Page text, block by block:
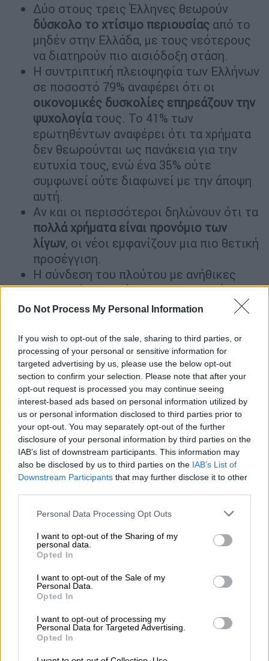
Do Not Process My Personal Information
If you wish to opt-out of the sale, sharing to third parties, or
processing of your personal or sensitive information for
targeted advertising by us, please use the below opt-out
section to confirm your selection. Please note that after your
opt-out request is processed you may continue seeing
interest-based ads based on personal information utilized by
us or personal information disclosed to third parties prior to
your opt-out. You may separately opt-out of the further
disclosure of your personal information by third parties on the
IAB’s list of downstream participants. This information may
also be disclosed by us to third parties on the IAB’s List of
Downstream Participants that may further disclose it to other
Please note that this website/app uses one or more Google
not limited to your visit or usage behaviour. You may click to
grant or deny consent to Google and its third-party tags to
use your data for below specified purposes in below Google
consent section.
Personal Data Processing Opt Outs
I want to opt-out of the Sharing of my
personal data.
Opted In
I want to opt-out of the Sale of my
Personal Data.
Opted In
I want to opt-out of processing my
Personal Data for Targeted Advertising.
Opted In
Δύο στους τρεις Έλληνες θεωρούν
δύσκολο το χτίσιμο περιουσίας από το
μηδέν στην Ελλάδα, με τους νεότερους
να διατηρούν πιο αισιόδοξη στάση.
Η συντριπτική πλειοψηφία των Ελλήνων
σε ποσοστό 79% αναφέρει ότι οι
οικονομικές δυσκολίες επηρεάζουν την
ψυχολογίατους. Το 41% των
ερωτηθέντων αναφέρει ότι τα χρήματα
δεν θεωρούνται ως πανάκεια για την
ευτυχία τους, ενώ ένα 35% ούτε
συμφωνεί ούτε διαφωνεί με την άποψη
αυτή.
Αν και οι περισσότεροι δηλώνουν ότι τα
πολλά χρήματα είναι προνόμιο των
λίγων, οι νέοι εμφανίζουν μια πιο θετική
προσέγγιση.
Η σύνδεση του πλούτου με ανήθικες
πρακτικές ενισχύεται με την ηλικία,
παρόλα αυτά η αντίληψη του «πλούσιου
«ζωντανή» στην Ελλάδα. Είναι σπάνιο να
κάνει κανείς πολλά χρήματα με τελείως
έντιμους/νόμιμους τρόπουςεκτιμά το
67% των ερωτηθέντων.
Μία νέα πραγματικότητα καθώς «ο
μισθός δεν φτάνει»
Στην εκτενή έρευνα υπάρχουν πολλά ακόμη
στοιχεία για την απασχόληση των Ελλήνων,
την οικονομική τους κατάσταση, τη
δυνατότητά τους για αποταμίευση και
επενδύσεις κλπ. Όπως αναφέρεται,
δημιουργείται
μια νέα πραγματικότητα
πάνω από τους μισούς Έλληνες, καθώς
προφανώς «
Ειδικότερα, το 55% αναφέρει ότι έχει και
άλλες πηγές εισοδήματος εκτός από τον
με την έρευνα το 23% των ερωτηθέντων
έχει εισόδημα από ενοίκια ή πλατφόρμες
τύπου
Airbnb , το 13% δηλώνει ότι κερδίζει